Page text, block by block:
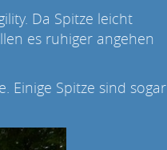
Da Spitze leicht
es ruhiger angehen
Einige Spitze sind sogar